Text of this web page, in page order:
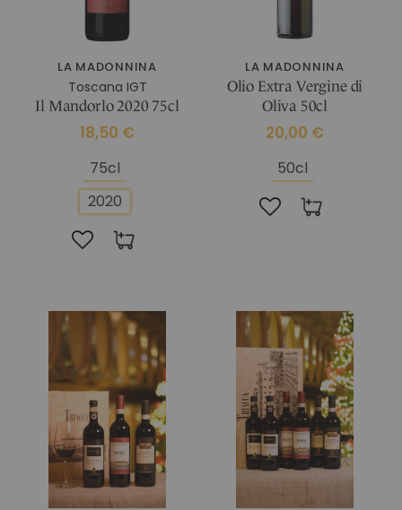
LA MADONNINA
Toscana IGT
Il Mandorlo 2020 75cl
18,50 €
75cl
2020
LA MADONNINA
Olio Extra Vergine di
Oliva 50cl
20,00 €
50cl